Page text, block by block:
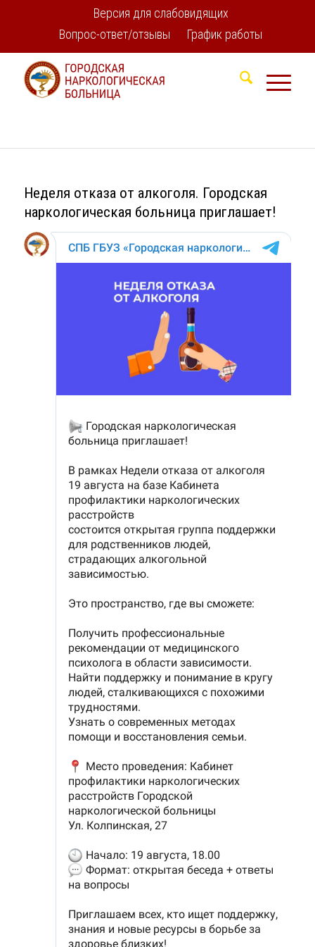
Версия для слабовидящих
Вопрос-ответ/отзывы
График работы
Неделя отказа от алкоголя. Городская
наркологическая больница приглашает!